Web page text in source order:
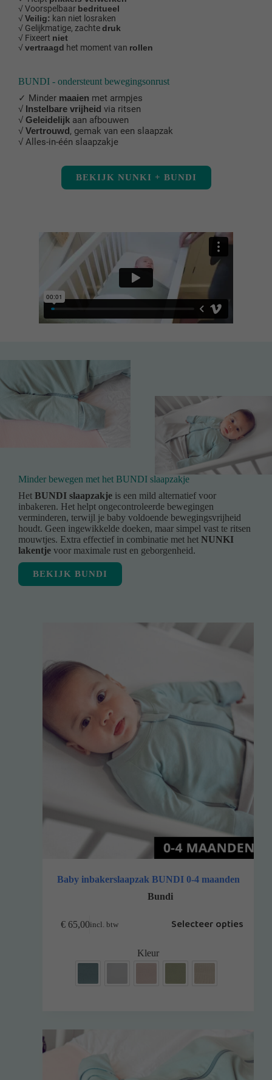
√ Voorspelbaar bedritueel
√Veilig: kan niet losraken
√ Gelijkmatige, zachtedruk
√ Fixeert niet
√vertraagd het moment van rollen
BUNDI - ondersteunt bewegingsonrust
✓ Minder maaien met armpjes
√ Instelbare vrijheid via ritsen
√ Geleidelijk aan afbouwen
√ Vertrouwd , gemak van een slaapzak
√ Alles-in-één slaapzakje
BEKIJK NUNKI + BUNDI
Minder bewegen met het BUNDI slaapzakje
Het BUNDI slaapzakje is een mild alternatief voor
inbakeren. Het helpt ongecontroleerde bewegingen
verminderen, terwijl je baby voldoende bewegingsvrijheid
houdt. Geen ingewikkelde doeken, maar simpel vast te ritsen
mouwtjes. Extra effectief in combinatie met het NUNKI
lakentje voor maximale rust en geborgenheid.
BEKIJK BUNDI
Baby inbakerslaapzak BUNDI 0-4 maanden
Bundi
€65,00incl. btw Selecteer opties
Kleur